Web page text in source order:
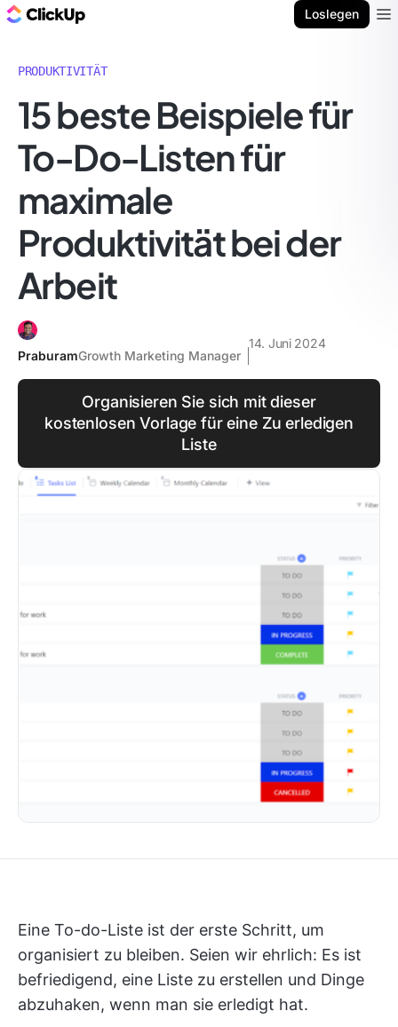
Loslegen
PRODUKTIVITÄT
15 beste Beispiele für
To-Do-Listen für
maximale
Produktivität bei der
Arbeit
PraburamGrowth Marketing Manager
14. Juni 2024
Organisieren Sie sich mit dieser
kostenlosen Vorlage für eine Zu erledigen
Liste
Eine To-do-Liste ist der erste Schritt, um
organisiert zu bleiben. Seien wir ehrlich: Es ist
befriedigend, eine Liste zu erstellen und Dinge
abzuhaken, wenn man sie erledigt hat.